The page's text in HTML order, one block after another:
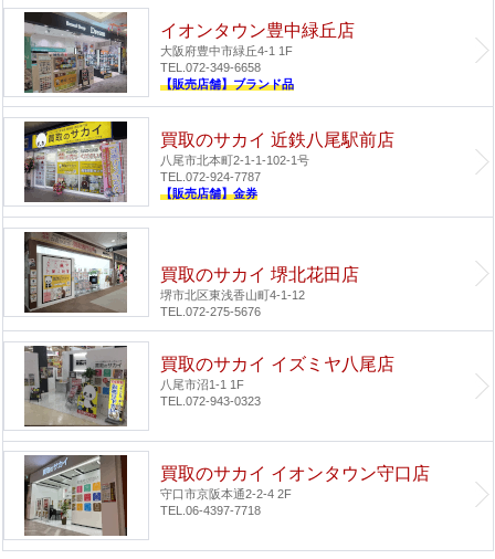
イオンタウン豊中緑丘店
大阪府豊中市緑丘4-1 1F
TEL.072-349-6658
【販売店舗】ブランド品
買取のサカイ 近鉄八尾駅前店
八尾市北本町2-1-1-102-1号
TEL.072-924-7787
【販売店舗】金券
買取のサカイ 堺北花田店
堺市北区東浅香山町4-1-12
TEL.072-275-5676
買取のサカイ イズミヤ八尾店
八尾市沼1-1 1F
TEL.072-943-0323
買取のサカイ イオンタウン守口店
守口市京阪本通2-2-4 2F
TEL.06-4397-7718